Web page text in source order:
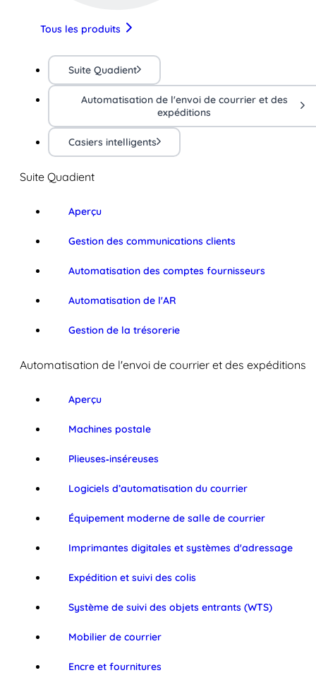
Tous les produits
Suite Quadient
Automatisation de l'envoi de courrier et des
expéditions
Casiers intelligents
Suite Quadient
Aperçu
Gestion des communications clients
Automatisation des comptes fournisseurs
Automatisation de l'AR
Gestion de la trésorerie
Automatisation de l'envoi de courrier et des expéditions
Aperçu
Machines postale
Plieuses‑inséreuses
Logiciels d’automatisation du courrier
Équipement moderne de salle de courrier
Imprimantes digitales et systèmes d'adressage
Expédition et suivi des colis
Système de suivi des objets entrants (WTS)
Mobilier de courrier
Encre et fournitures